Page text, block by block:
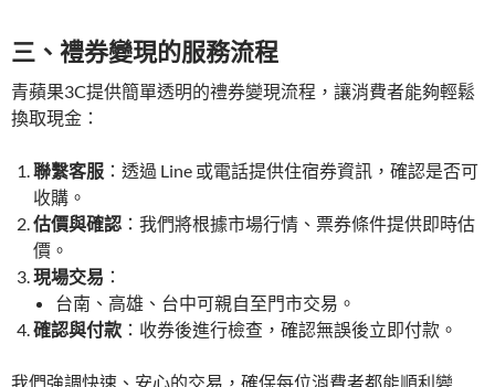
三、禮券變現的服務流程
青蘋果3C提供簡單透明的禮券變現流程，讓消費者能夠輕鬆
換取現金：
聯繫客服 ：透過 Line 或電話提供住宿券資訊，確認是否可
收購。
估價與確認 ：我們將根據市場行情、票券條件提供即時估
價。
現場交易 ：
台南、高雄、台中可親自至門市交易。
確認與付款 ：收券後進行檢查，確認無誤後立即付款。
我們強調快速、安心的交易，確保每位消費者都能順利變